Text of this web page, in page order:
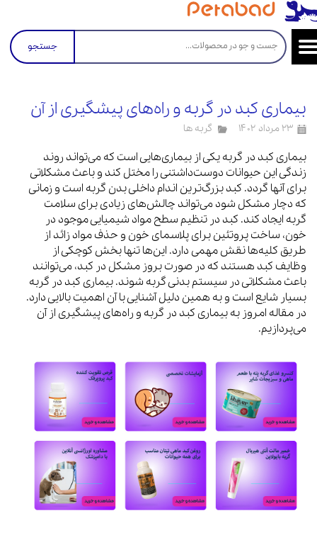
جستجو
بیماری کبد در گربه و راه‌های پیشگیری از آن
۲۳ مرداد ۱۴۰۲ گربه ها
بیماری کبد در گربه‌ یکی از بیماری‌هایی است که می‌تواند روند
زندگی این حیوانات دوست‌داشتنی را مختل کند و باعث مشکلاتی
برای آنها گردد. کبد بزرگ‌ترین اندام داخلی بدن گربه است و زمانی
که دچار مشکل شود می‌تواند چالش‌های زیادی برای سلامت
گربه ایجاد کند. کبد در تنظیم سطح مواد شیمیایی موجود در
خون، ساخت پروتئین برای پلاسمای خون و حذف مواد زائد از
طریق کلیه‌ها نقش مهمی دارد. این‌ها تنها بخش کوچکی از
وظایف کبد هستند که در صورت بروز مشکل در کبد، می‌توانند
باعث مشکلاتی در سیستم بدنی گربه شوند. بیماری کبد در گربه
بسیار شایع است و به همین دلیل آشنایی با آن اهمیت بالایی دارد.
در مقاله امروز به بیماری کبد در گربه و راه‌های پیشگیری از آن
می‌پردازیم.